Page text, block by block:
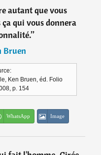
autant que vous
ça qui vous donnera
”
Bruen
Ken Bruen, éd. Folio
p. 154
WhatsApp Image